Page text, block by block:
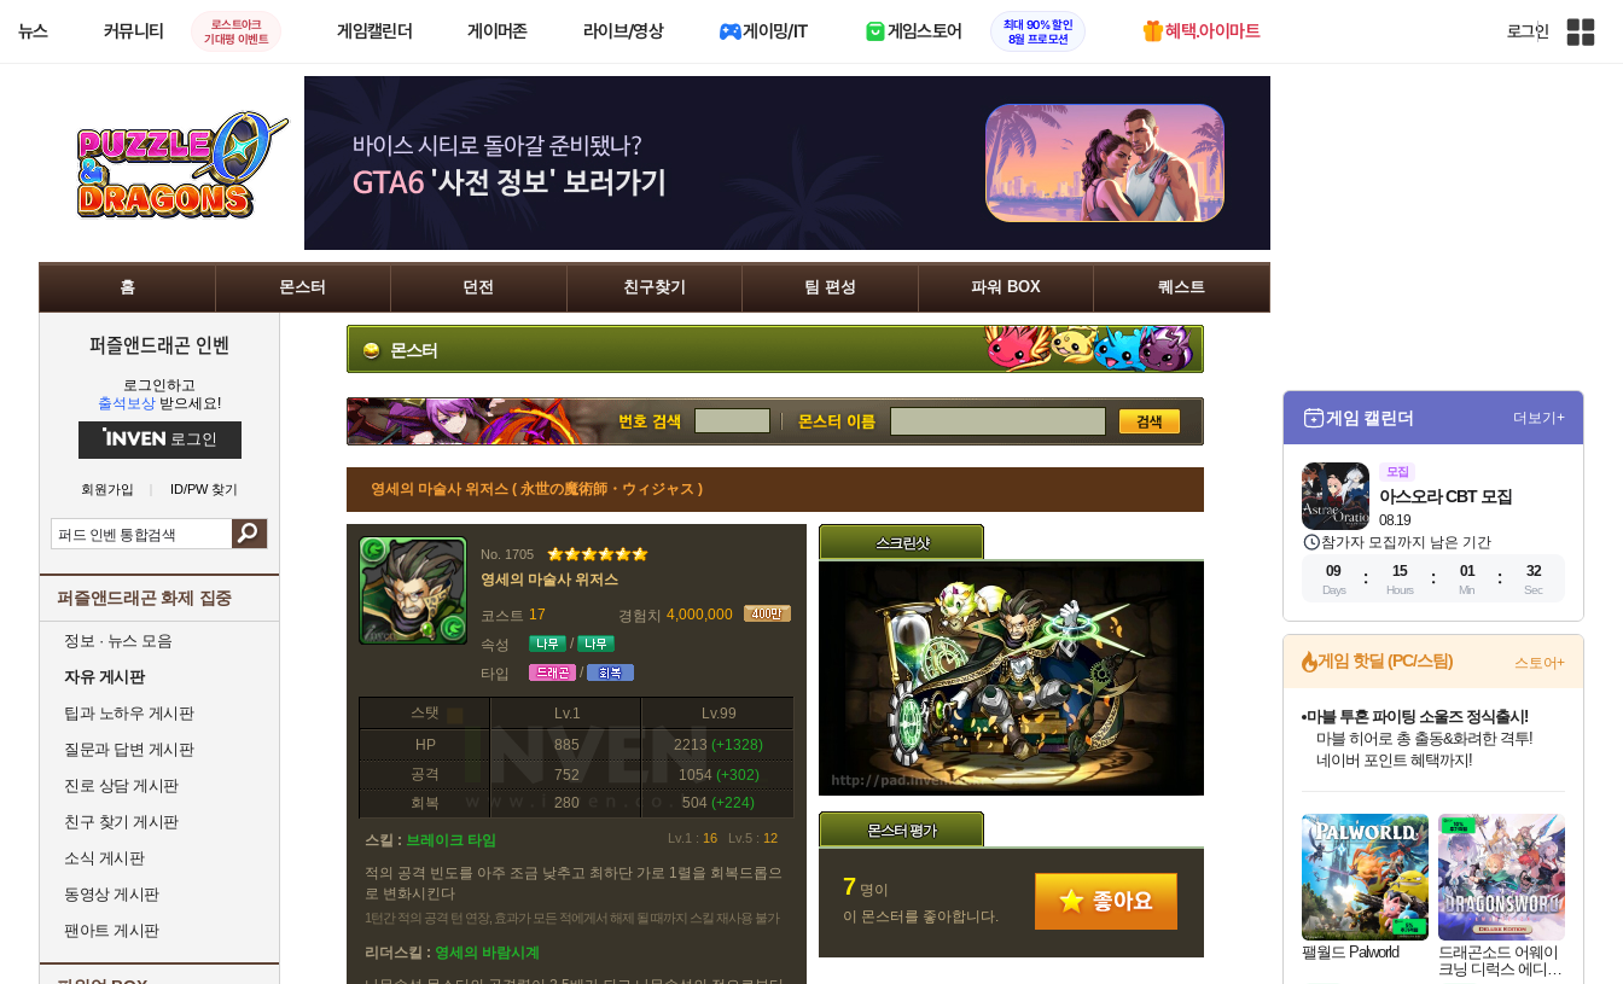
뉴스 커뮤니티
로스트아크
기대평 이벤트
게임캘린더 게이머존 라이브/영상 게이밍/IT 게임스토어
최대 90% 할인
8월 프로모션
혜택.아이마트 로그인
인
홈 몬스터 던전 친구찾기 팀 편성 파워 BOX 퀘스트
퍼즐앤드래곤 인벤
로그인하고
출석보상 받으세요!
로그인
회원가입 ID/PW 찾기
퍼즐앤드래곤 화제 집중
정보 · 뉴스 모음
자유 게시판
팁과 노하우 게시판
질문과 답변 게시판
진로 상담 게시판
친구 찾기 게시판
소식 게시판
동영상 게시판
팬아트 게시판
몬스터
영세의 마술사 위저스 ( 永世の魔術師・ウィジャス )
No. 1705
영세의 마술사 위저스
코스트 17 경험치 4,000,000
속성
/
타입
/
스탯 Lv.1
Lv.99
HP
885 2213 (+1328)
공격
752 1054 (+302)
회복
280 504 (+224)
스킬 : 브레이크 타임 Lv.1 : 16 Lv.5 : 12
적의 공격 빈도를 아주 조금 낮추고 최하단 가로 1렬을 회복드롭으
로 변화시킨다
1턴간 적의 공격 턴 연장, 효과가 모든 적에게서 해제 될 때까지 스킬 재사용 불가
리더스킬 : 영세의 바람시계
스크린샷
몬스터 평가
7 명이
이 몬스터를 좋아합니다.
게임 캘린더 더보기+
모집
08.19
아스오라 CBT 모집
참가자 모집까지 남은 기간
09
Days
15
Hours
01
Min
31
Sec
게임 핫딜 (PC/스팀) 스토어+
최대 90% 할인가를 만나보세요!
네이버혜택과 함께 만나보세요!
50%할인&추가 적립까지!
마블 투혼 파이팅 소울즈 정식출시!
마블 히어로 총 출동&화려한 격투!
네이버 포인트 혜택까지!
이니&베니 혜택까지!
네이버 혜택가와 함께 예약하세요!
할인&네이버혜택으로 만나보세요!
네이버페이 혜택과 만나보세요!
40주년 프로모션으로 만나보세요!
할인가에 만나보세요!
일부 에디션 상시 할인!
혜택으로 예약 판매 중
편안하게 충전하세요
팰월드 Palworld
드래곤소드 어웨이
크닝 디럭스 에디션